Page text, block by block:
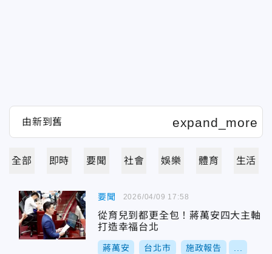
全部 即時 要聞 社會 娛樂 體育 生活
要聞
從育兒到都更全包！蔣萬安四大主軸
打造幸福台北
蔣萬安 台北市 施政報告
2026/04/09 17:58